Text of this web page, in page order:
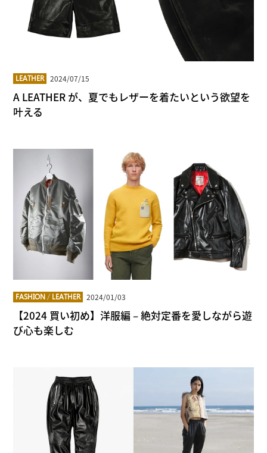
LEATHER 2024/07/15
A LEATHER が、夏でもレザーを着たいという欲望を
叶える
FASHION / LEATHER 2024/01/03
【2024 買い初め】洋服編 – 絶対定番を愛しながら遊
び心も楽しむ